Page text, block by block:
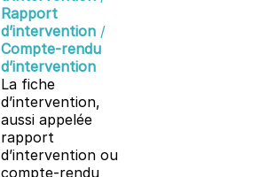
Rapport
d’intervention /
Compte-rendu
d’intervention
La fiche
d’intervention,
aussi appelée
rapport
d’intervention ou
compte-rendu